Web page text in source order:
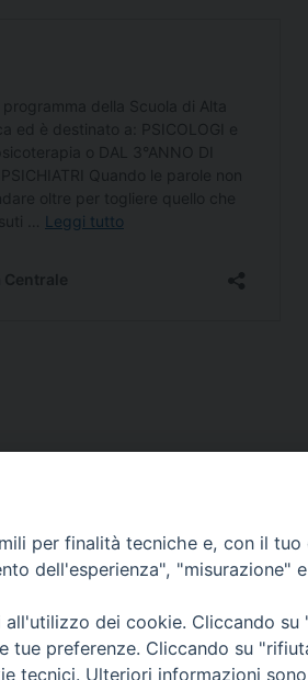
13
Tel.
per finalità tecniche e, con il
dell'esperienza",
dei cookie. Cliccando
tue preferenze. Cliccando su
tecnici. Ulteriori informazioni